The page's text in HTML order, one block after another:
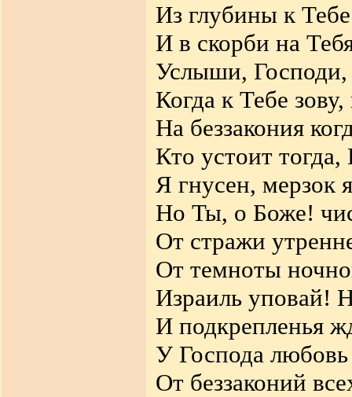
Из глубины к
И в скорби на
Услыши, Господи,
Когда к Тебе
На беззакония
Кто устоит
Я гнусен, мерзок
Но Ты, о Боже!
От стражи
От темноты
Израиль уповай!
И подкрепленья
У Господа
От беззаконий